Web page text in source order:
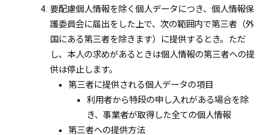
要配慮個人情報を除く個人データにつき、個人情報保
護委員会に届出をした上で、次の範囲内で第三者（外
国にある第三者を除きます）に提供するとき。ただ
し、本人の求めがあるときは個人情報の第三者への提
供は停止します。
第三者に提供される個人データの項目
利用者から特段の申し入れがある場合を除
き、事業者が取得した全ての個人情報
第三者への提供方法